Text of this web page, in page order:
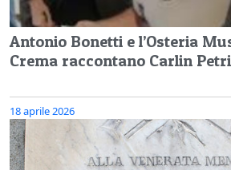
Antonio Bonetti e l’Osteria
Crema raccontano Carlin
18 aprile 2026